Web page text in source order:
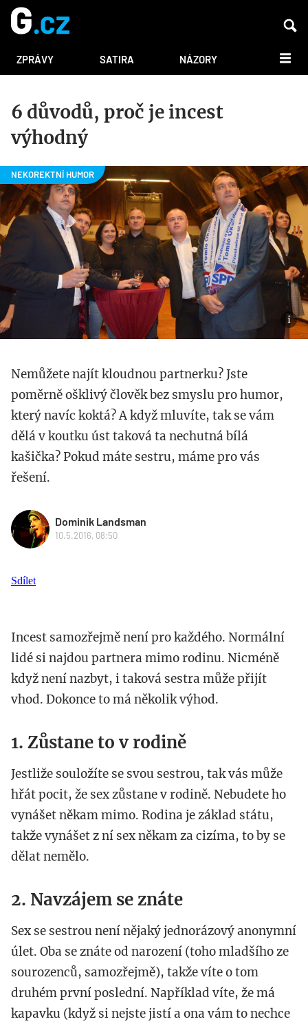
ZPRÁVY SATIRA NÁZORY DALŠÍ
6 důvodů, proč je incest
výhodný
Nemůžete najít kloudnou partnerku? Jste
poměrně ošklivý člověk bez smyslu pro humor,
který navíc koktá? A když mluvíte, tak se vám
dělá v koutku úst taková ta nechutná bílá
kašička? Pokud máte sestru, máme pro vás
řešení.
Dominik Landsman
10.5.2016, 08:50
Sdílet
Incest samozřejmě není pro každého. Normální
lidé si najdou partnera mimo rodinu. Nicméně
když není nazbyt, i taková sestra může přijít
vhod. Dokonce to má několik výhod.
1. Zůstane to v rodině
Jestliže souložíte se svou sestrou, tak vás může
hřát pocit, že sex zůstane v rodině. Nebudete ho
vynášet někam mimo. Rodina je základ státu,
takže vynášet z ní sex někam za cizíma, to by se
dělat nemělo.
2. Navzájem se znáte
Sex se sestrou není nějaký jednorázový anonymní
úlet. Oba se znáte od narození (toho mladšího ze
sourozenců, samozřejmě), takže víte o tom
druhém první poslední. Například víte, že má
kapavku (když si nejste jistí a ona vám to nechce